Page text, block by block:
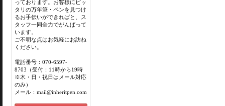
っております。お客様にピッ
タリの万年筆・ペンを見つけ
るお手伝いができればと、ス
タッフ一同全力でがんばって
います。
ご不明な点はお気軽にお訪ね
ください。
電話番号：070-6597-
8703（受付：11時から19時
※木・日・祝日はメール対応
のみ）
メール：mail@inheritpen.com